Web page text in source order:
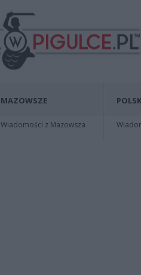
MAZOWSZE
Wiadomości z Mazowsza